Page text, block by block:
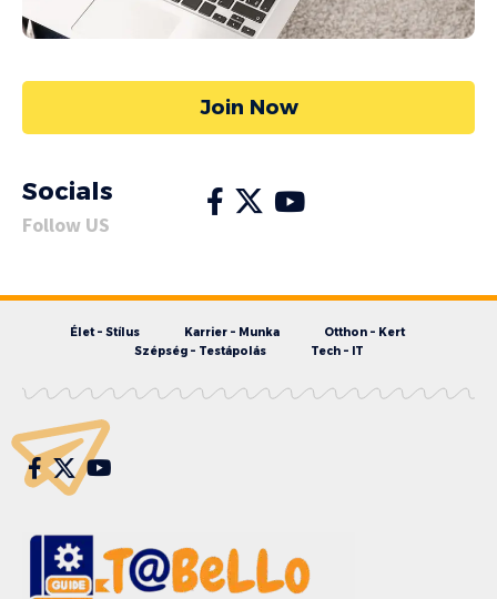
Join Now
Socials
Follow US
Élet – Stílus Karrier – Munka
Otthon – Kert
Szépség – Testápolás
Tech – IT